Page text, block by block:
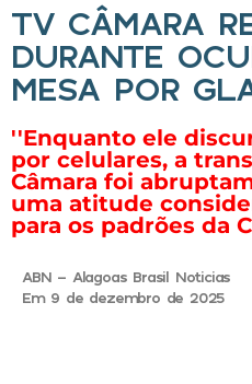
TV CÂMARA
DURANTE
MESA POR
''Enquanto ele
por celulares, a
Câmara foi
uma atitude
para os padrões da
ABN - Alagoas Brasil Noticias
Em 9 de dezembro de 2025